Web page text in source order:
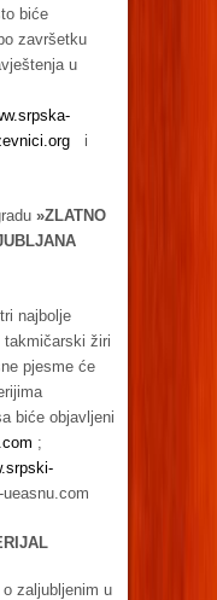
biće
završetku
u
i
»ZLATNO
najbolje
takmičarski žiri
pjesme će
biće objavljeni
;
zaljubljenim u